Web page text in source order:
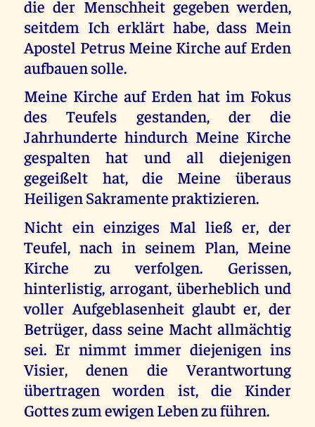
die der Menschheit gegeben werden,
seitdem Ich erklärt habe, dass Mein
Apostel Petrus Meine Kirche auf Erden
aufbauen solle.
Meine Kirche auf Erden hat im Fokus
des Teufels gestanden, der die
Jahrhunderte hindurch Meine Kirche
gespalten hat und all diejenigen
gegeißelt hat, die Meine überaus
Heiligen Sakramente praktizieren.
Nicht ein einziges Mal ließ er, der
Teufel, nach in seinem Plan, Meine
Kirche zu verfolgen. Gerissen,
hinterlistig, arrogant, überheblich und
voller Aufgeblasenheit glaubt er, der
Betrüger, dass seine Macht allmächtig
sei. Er nimmt immer diejenigen ins
Visier, denen die Verantwortung
übertragen worden ist, die Kinder
Gottes zum ewigen Leben zu führen.